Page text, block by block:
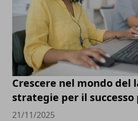
Crescere nel mondo del
strategie per il successo
21/11/2025